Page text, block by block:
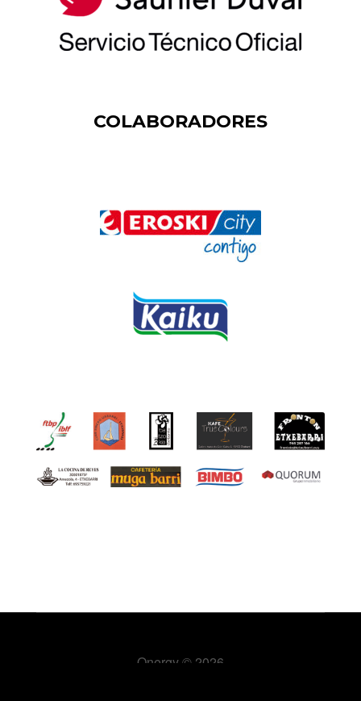
COLABORADORES
Onergy© 2026